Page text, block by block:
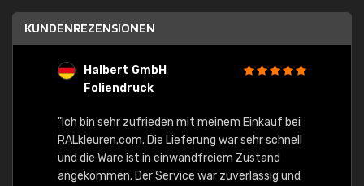
KUNDENREZENSIONEN
Halbert GmbH
Foliendruck
"Ich bin sehr zufrieden mit meinem Einkauf bei
RALkleuren.com. Die Lieferung war sehr schnell
und die Ware ist in einwandfreiem Zustand
angekommen. Der Service war zuverlässig und